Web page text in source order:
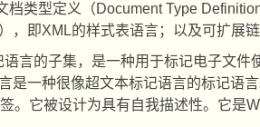
档类型定义（Document Type
），即XML的样式表语言；以及可扩展
言的子集，是一种用于标记电子文
是一种很像超文本标记语言的标记语
。它被设计为具有自我描述性。它是